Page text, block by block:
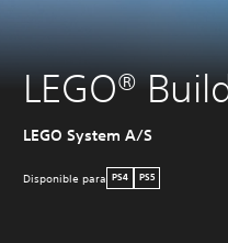
LEGO®
LEGO System A/S
Disponible para PS4 PS5